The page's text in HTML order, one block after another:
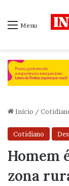
Menu
Início /
Cotidiano
Homem
zona